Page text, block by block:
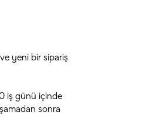
yeni bir sipariş
iş günü içinde
sonra